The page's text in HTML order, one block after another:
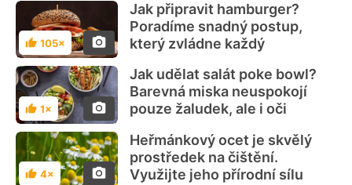
Hodnocení
105×
Jak připravit hamburger?
Poradíme snadný postup,
který zvládne každý
Hodnocení
1×
Jak udělat salát poke bowl?
Barevná miska neuspokojí
pouze žaludek, ale i oči
Hodnocení
4×
Heřmánkový ocet je skvělý
prostředek na čištění.
Využijte jeho přírodní sílu